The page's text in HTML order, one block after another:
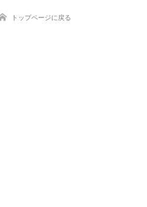
トップページに戻る